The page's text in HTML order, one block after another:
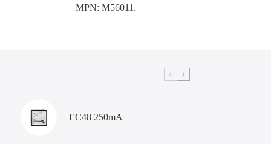
MPN: M56011.
EC48 250mA